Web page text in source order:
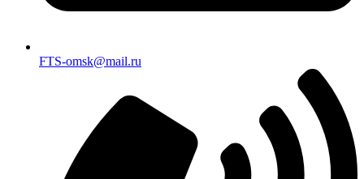
FTS-omsk@mail.ru